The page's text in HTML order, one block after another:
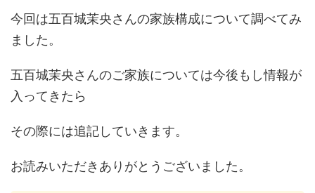
今回は五百城茉央さんの家族構成について調べてみ
ました。
五百城茉央さんのご家族については今後もし情報が
入ってきたら
その際には追記していきます。
お読みいただきありがとうございました。